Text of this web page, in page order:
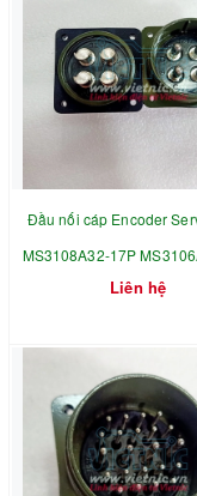
Đầu nối cáp Encoder
MS3108A32-17P
MS3102A32-17P MS5015
Liên hệ